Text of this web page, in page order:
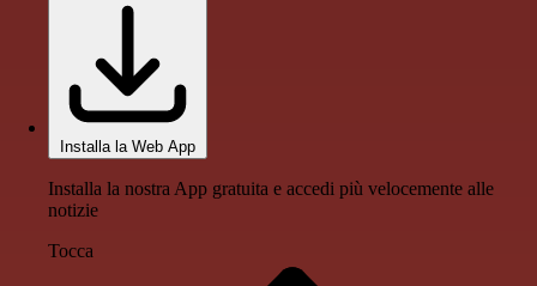
Installa la Web App
Installa la nostra App gratuita e accedi più velocemente alle
notizie
Tocca